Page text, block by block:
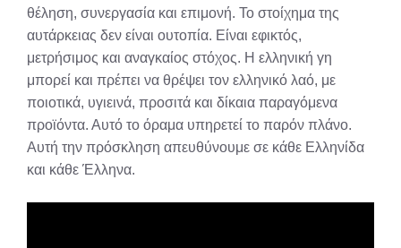
θέληση, συνεργασία και επιμονή. Το στοίχημα της
αυτάρκειας δεν είναι ουτοπία. Είναι εφικτός,
μετρήσιμος και αναγκαίος στόχος. Η ελληνική γη
μπορεί και πρέπει να θρέψει τον ελληνικό λαό, με
ποιοτικά, υγιεινά, προσιτά και δίκαια παραγόμενα
προϊόντα. Αυτό το όραμα υπηρετεί το παρόν πλάνο.
Αυτή την πρόσκληση απευθύνουμε σε κάθε Ελληνίδα
και κάθε Έλληνα.